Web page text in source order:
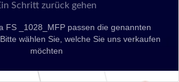
Schritt zurück gehen
FS _1028_MFP passen die genannten
wählen Sie, welche Sie uns verkaufen
möchten